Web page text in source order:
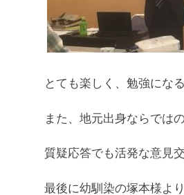
とても楽しく、勉強にな
また、地元出身ならでは
質疑応答でも活発な意見
最後に幼馴染の塚本様より